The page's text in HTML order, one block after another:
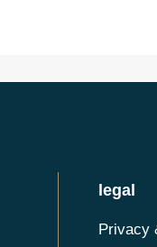
legal
Privacy